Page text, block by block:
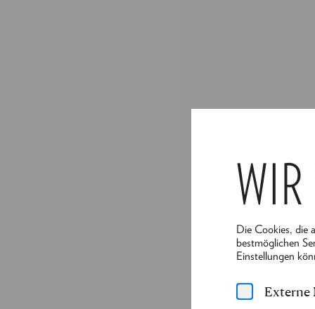
Die Cookies, die
bestmöglichen
Einstellungen
Externe